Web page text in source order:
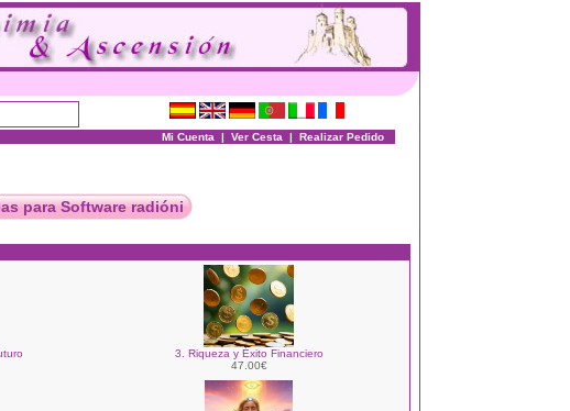
Mi Cuenta | Ver Cesta | Realizar Pedido
para Software radióni
3. Riqueza y Éxito Financiero
47.00€